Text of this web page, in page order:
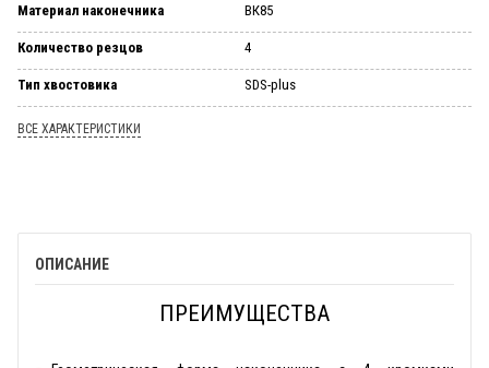
Материал наконечника ВК85
Количество резцов 4
Тип хвостовика SDS-plus
ВСЕ ХАРАКТЕРИСТИКИ
ОПИСАНИЕ
ПРЕИМУЩЕСТВА